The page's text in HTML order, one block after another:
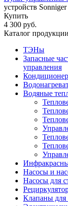
устройств Sonniger
Купить
4 300 руб.
Каталог продукции
ТЭНы
Запасные
управления
Водяные
Насосы и
Насосы для
Клапаны для